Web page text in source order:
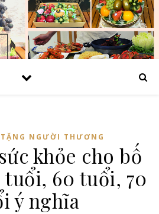
NGƯỜI THƯƠNG
khỏe cho bố
60 tuổi, 70
ý nghĩa